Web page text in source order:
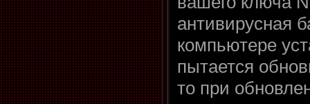
антивирусная
компьютере
пытается
то при